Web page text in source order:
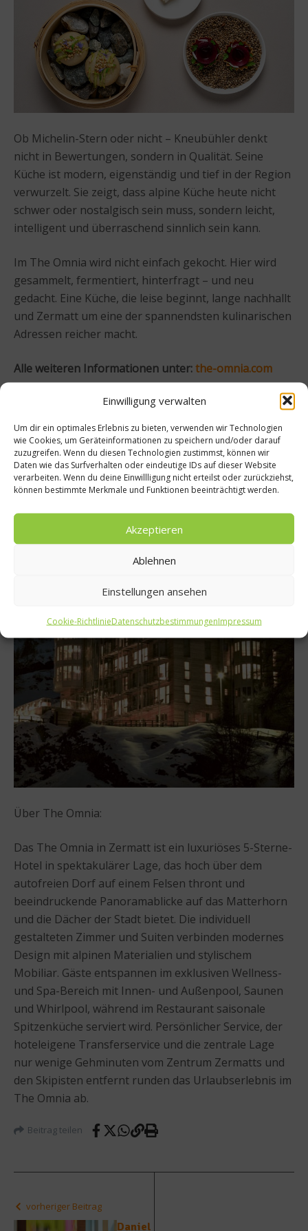
Einwilligung verwalten
Um dir ein optimales Erlebnis zu bieten, verwenden wir Technologien
wie Cookies, um Geräteinformationen zu speichern und/oder darauf
zuzugreifen. Wenn du diesen Technologien zustimmst, können wir
Daten wie das Surfverhalten oder eindeutige IDs auf dieser Website
verarbeiten. Wenn du deine Einwillligung nicht erteilst oder zurückziehst,
können bestimmte Merkmale und Funktionen beeinträchtigt werden.
Akzeptieren
Ablehnen
Einstellungen ansehen
Cookie-RichtlinieDatenschutzbestimmungenImpressum
Ob Michelin-Stern oder nicht – Kneubühler denkt
nicht in Bewertungen, sondern in Qualität. Seine
Küche ist modern, eigenständig und tief in der Region
verwurzelt. Sie zeigt, dass alpine Küche heute nicht
schwer oder nostalgisch sein muss, sondern leicht,
intelligent und überraschend sinnlich sein kann.
Im The Omnia wird nicht einfach gekocht. Hier wird
gesammelt, fermentiert, hinterfragt – und neu
gedacht. Eine Küche, die leise beginnt, lange nachhallt
und Zermatt um eine der spannendsten kulinarischen
Adressen reicher macht.
Alle weiteren Informationen unter:the-omnia.com
Über The Omnia:
Das The Omnia in Zermatt ist ein luxuriöses 5-Sterne-
Hotel in spektakulärer Lage, das hoch über dem
autofreien Dorf auf einem Felsen thront und
beeindruckende Panoramablicke auf das Matterhorn
und die Dächer der Stadt bietet. Die individuell
gestalteten Zimmer und Suiten verbinden modernes
Design mit alpinen Materialien und stylischem
Mobiliar. Gäste entspannen im exklusiven Wellness-
und Spa-Bereich mit Innen- und Außenpool, Saunen
und Whirlpool, während im Restaurant saisonale
Spitzenküche serviert wird. Persönlicher Service, der
hoteleigene Transferservice und die zentrale Lage
nur wenige Gehminuten vom Zentrum Zermatts und
den Skipisten entfernt runden das Urlaubserlebnis im
The Omnia ab.
Beitrag teilen
vorheriger Beitrag
Daniel